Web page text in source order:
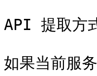
API 提取方
如果当前服